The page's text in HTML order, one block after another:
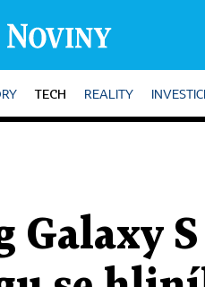
TECH REALITY
Galaxy